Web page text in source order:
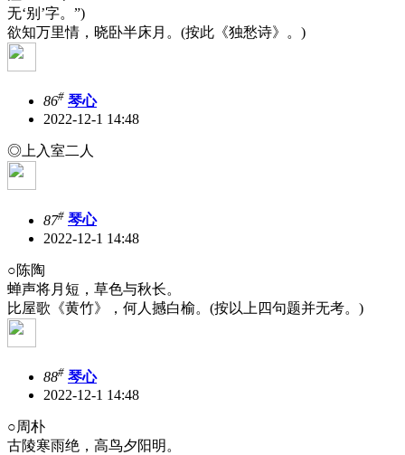
无‘别’字。”)
欲知万里情，晓卧半床月。(按此《独愁诗》。)
86# 琴心
2022-12-1 14:48
◎上入室二人
87# 琴心
2022-12-1 14:48
○陈陶
蝉声将月短，草色与秋长。
比屋歌《黄竹》，何人撼白榆。(按以上四句题并无考。)
88# 琴心
2022-12-1 14:48
○周朴
古陵寒雨绝，高鸟夕阳明。